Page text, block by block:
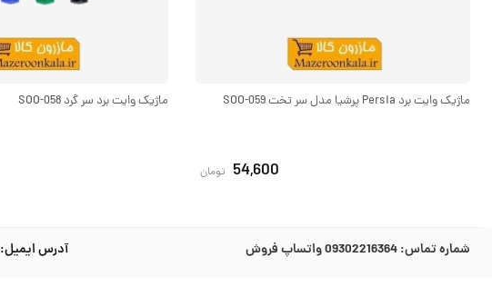
ماژیک وایت برد Persia پرشیا مدل سر تخت SOO-059
54,600 تومان
ماژیک وایت برد سر گرد SOO-058
شماره تماس:09302216364 واتساپ فروش آدرس ایمیل: mazeroonkala@yahoo.com